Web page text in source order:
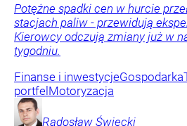
Potężne spadki cen w hurcie
stacjach paliw - przewidują
Kierowcy odczują zmiany już w
tygodniu.
Finanse i inwestycjeGospodarka
portfelMotoryzacja
Radosław Święcki